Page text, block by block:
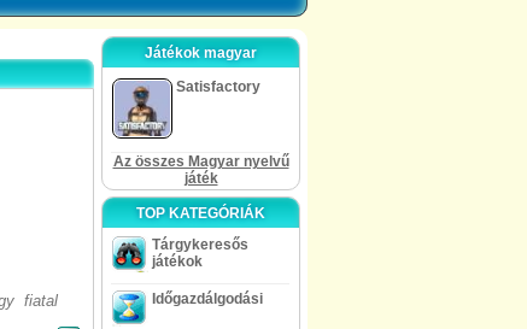
fiatal
Játékok magyar
Satisfactory
Az összes Magyar nyelvű
játék
TOP KATEGÓRIÁK
Tárgykeresős
játékok
Időgazdálgodási